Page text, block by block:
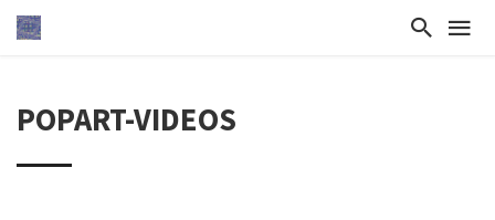
POPART-VIDEOS